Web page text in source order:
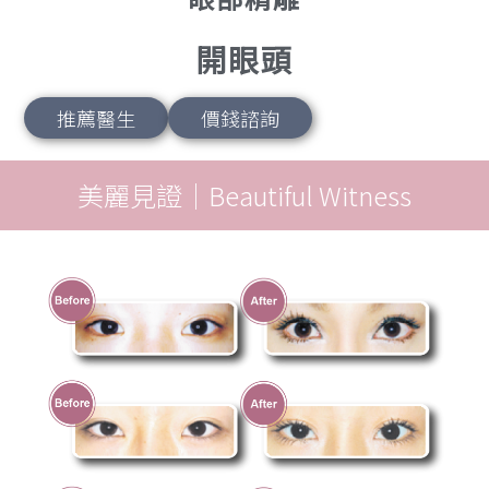
開眼頭
推薦醫生 價錢諮詢
美麗見證｜Beautiful Witness